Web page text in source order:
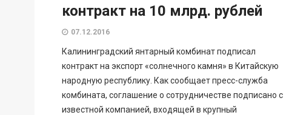
контракт на 10 млрд. рублей
07.12.2016
Калининградский янтарный комбинат подписал
контракт на экспорт «солнечного камня» в Китайскую
народную республику. Как сообщает пресс-служба
комбината, соглашение о сотрудничестве подписано с
известной компанией, входящей в крупный